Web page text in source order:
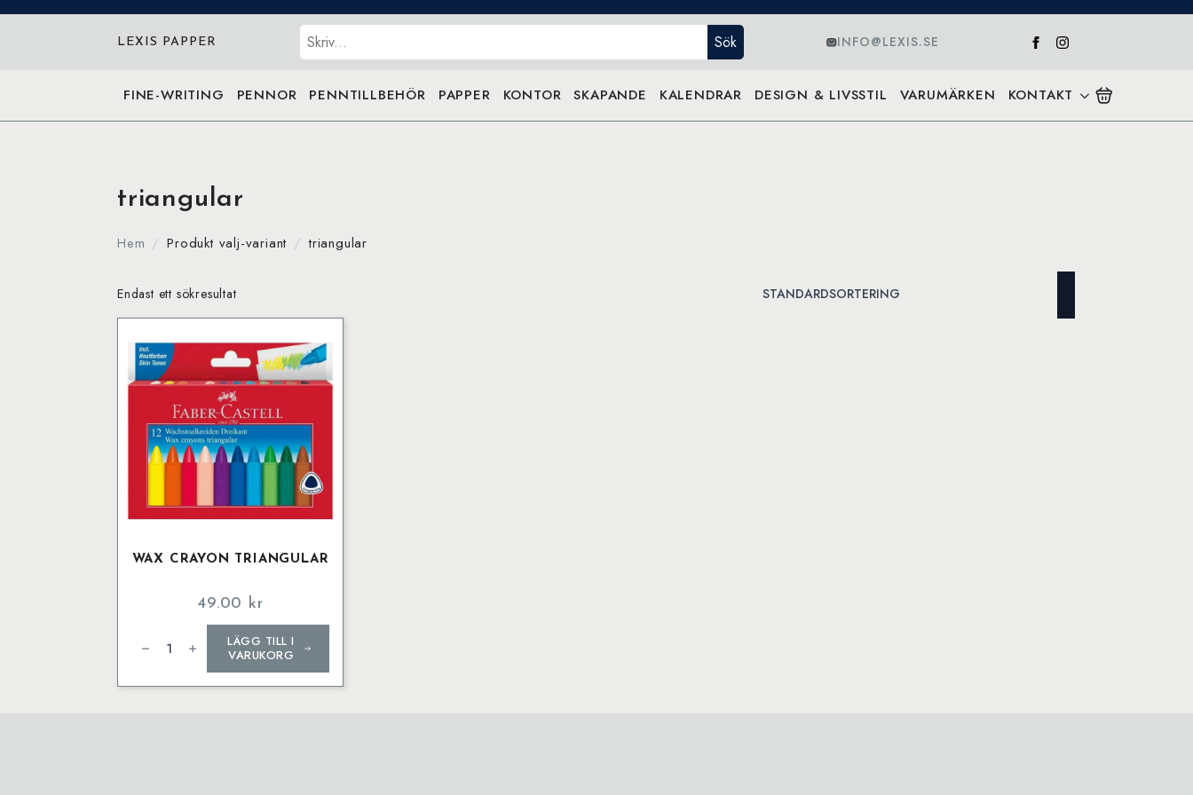
LEXIS PAPPER Sök Sök INFO@LEXIS.SE
FINE-WRITING PENNOR PENNTILLBEHÖR PAPPER KONTOR SKAPANDE KALENDRAR DESIGN & LIVSSTIL VARUMÄRKEN KONTAKT
triangular
Hem Produkt valj-variant triangular
Endast ett sökresultat
WAX CRAYON TRIANGULAR
49.00 kr
crayon
triangular
LÄGG TILL I
VARUKORG